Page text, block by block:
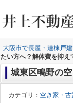
大阪市で長屋・連棟戸
たい方へ？解体費を抑え
城東区鴫野の
カテゴリ： 空き家・古